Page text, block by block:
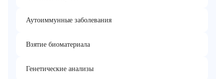
Аутоиммунные заболевания
Взятие биоматериала
Генетические анализы